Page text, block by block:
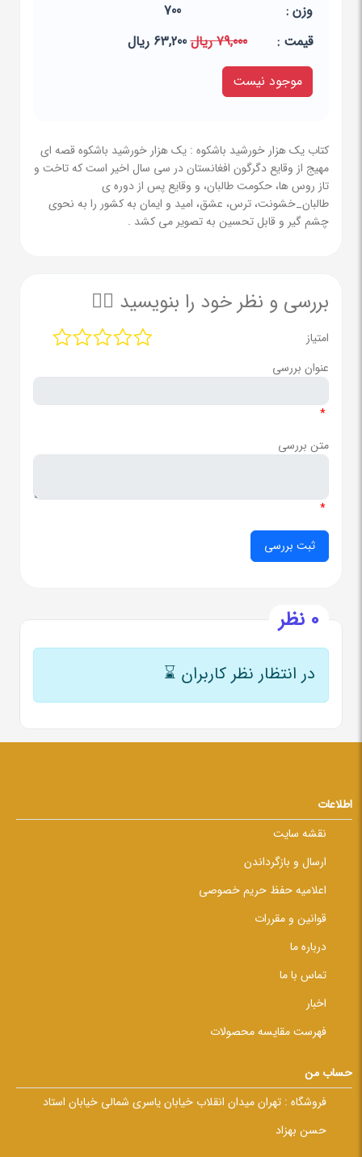
وزن :
700
قيمت :
79,000 ریال
63,200 ریال
موجود نیست
کتاب یک هزار خورشید باشکوه : یک هزار خورشید باشکوه قصه ای
مهیج از وقایع دگرگون افغانستان در سی سال اخیر است که تاخت و
تاز روس ها، حکومت طالبان، و وقایع پس از دوره ی
طالبان_خشونت، ترس، عشق، امید و ایمان به کشور را به نحوی
چشم گیر و قابل تحسین به تصویر می کشد .
بررسی و نظر خود را بنویسید ✍🏻
امتیاز
عنوان بررسی
*
متن بررسی
*
0 نظر
در انتظار نظر کاربران ⌛
اطلاعات
نقشه سایت
ارسال و بازگرداندن
اعلامیه حفظ حریم خصوصی
قوانین و مقررات
درباره ما
تماس با ما
اخبار
فهرست مقایسه محصولات
حساب من
فروشگاه : تهران میدان انقلاب خیابان یاسری شمالی خیابان استاد
حسن بهزاد